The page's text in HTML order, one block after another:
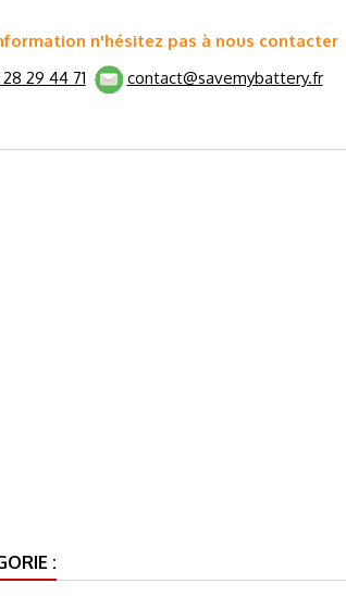
n'hésitez pas à nous contacter
29 44 71
contact@savemybattery.fr
: